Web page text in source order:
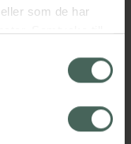
som de har
Samtycke till
påverkar inte
återkallelsen.
Visa